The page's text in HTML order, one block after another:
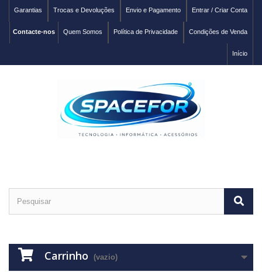
Entrar / Criar Conta
Envio e Pagamento
Trocas e Devoluções
Garantias
Condições de Venda
Política de Privacidade
Quem Somos
Contacte-nos
Início
Carrinho (vazio)